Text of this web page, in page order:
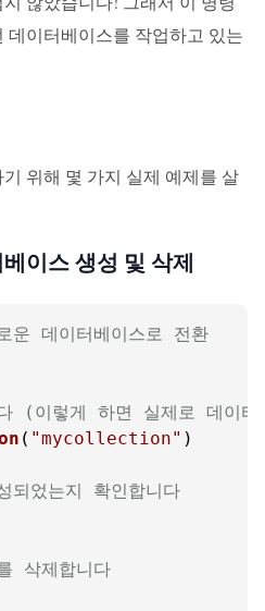
데이터베이스를 작업하고 있는
위해 몇 가지 실제 예제를 살
이스 생성 및 삭제
데이터베이스로 전환
(이렇게 하면 실제로 데이터
( "mycollection" )
었는지 확인합니다
삭제합니다